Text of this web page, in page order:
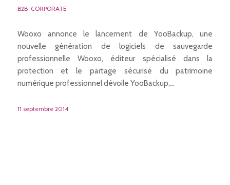
B2B-CORPORATE
Wooxo annonce le lancement de YooBackup, une
nouvelle génération de logiciels de sauvegarde
professionnelle Wooxo, éditeur spécialisé dans la
protection et le partage sécurisé du patrimoine
numérique professionnel dévoile YooBackup,…
11 septembre 2014